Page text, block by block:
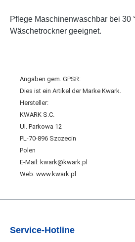
Pflege Maschinenwaschbar bei
Wäschetrockner geeignet.
Angaben gem. GPSR:
Dies ist ein Artikel der Marke Kwark.
Hersteller:
KWARK S.C.
Ul. Parkowa 12
PL-70-896 Szczecin
Polen
E-Mail: kwark@kwark.pl
Web: www.kwark.pl
Service-Hotline